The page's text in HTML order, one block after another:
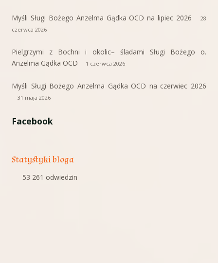
Myśli Sługi Bożego Anzelma Gądka OCD na lipiec 2026
28
czerwca 2026
Pielgrzymi z Bochni i okolic– śladami Sługi Bożego o.
Anzelma Gądka OCD
1 czerwca 2026
Myśli Sługi Bożego Anzelma Gądka OCD na czerwiec 2026
31 maja 2026
Facebook
Statystyki bloga
53 261 odwiedzin